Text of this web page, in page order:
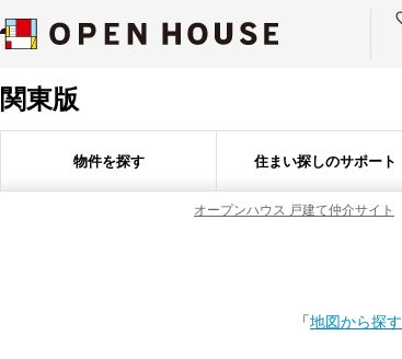
関東版
物件を探す 住まい探しのサポート
オープンハウス 戸建て仲介サイト
「地図から探す